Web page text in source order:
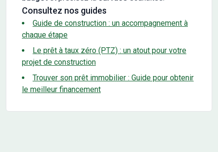
Consultez nos guides
Guide de construction : un accompagnement à
chaque étape
Le prêt à taux zéro (PTZ) : un atout pour votre
projet de construction
Trouver son prêt immobilier : Guide pour obtenir
le meilleur financement